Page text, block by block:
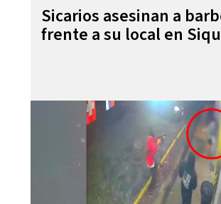
Sicarios asesinan a
frente a su local en